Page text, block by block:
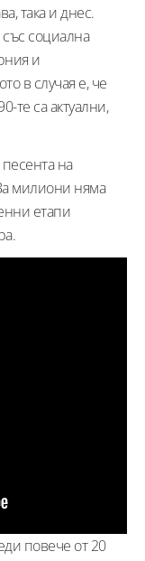
така и днес.
социална
и
в случая е, че
те са актуални,
на
За милиони няма
етапи
повече от 20